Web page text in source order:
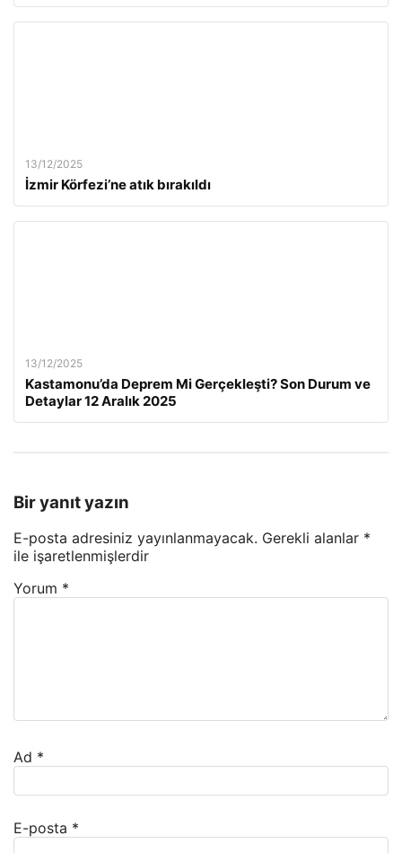
13/12/2025
İzmir Körfezi’ne atık bırakıldı
13/12/2025
Kastamonu’da Deprem Mi Gerçekleşti? Son Durum ve
Detaylar 12 Aralık 2025
Bir yanıt yazın
E-posta adresiniz yayınlanmayacak. Gerekli alanlar *
ile işaretlenmişlerdir
Yorum *
Ad *
E-posta *